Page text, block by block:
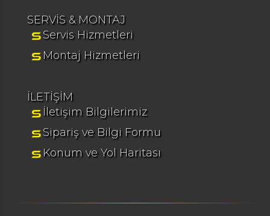
SERVİS & MONTAJ
Servis Hizmetleri
Montaj Hizmetleri
İLETİŞİM
İletişim Bilgilerimiz
Sipariş ve Bilgi Formu
Konum ve Yol Haritası